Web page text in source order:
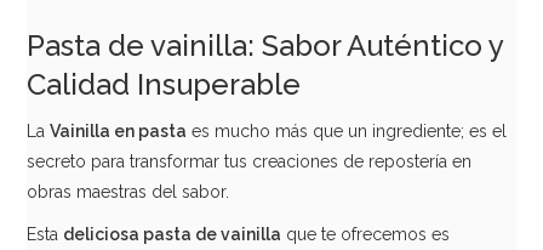
Pasta de vainilla: Sabor Auténtico y
Calidad Insuperable
LaVainilla en pasta es mucho más que un ingrediente; es el
secreto para transformar tus creaciones de repostería en
obras maestras del sabor.
Esta deliciosa pasta de vainilla que te ofrecemos es